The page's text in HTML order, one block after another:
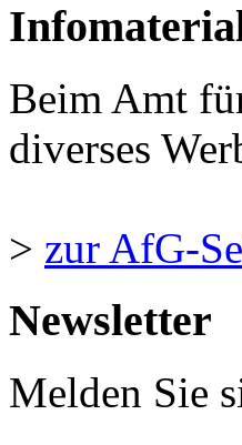
Beim Amt
diverses
> zur AfG-
Newsletter
Melden Sie